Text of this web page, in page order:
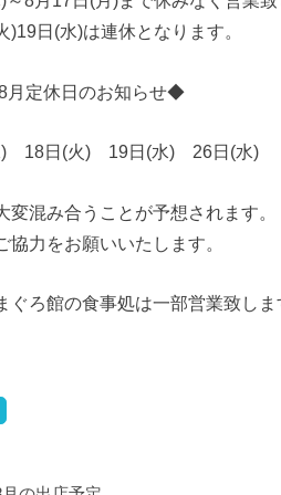
)19日(水)は連休となります。
定休日のお知らせ◆
) 18日(火) 19日(水) 26日(水)
変混み合うことが予想されます。
協力をお願いいたします。
ぐろ館の食事処は一部営業致しま